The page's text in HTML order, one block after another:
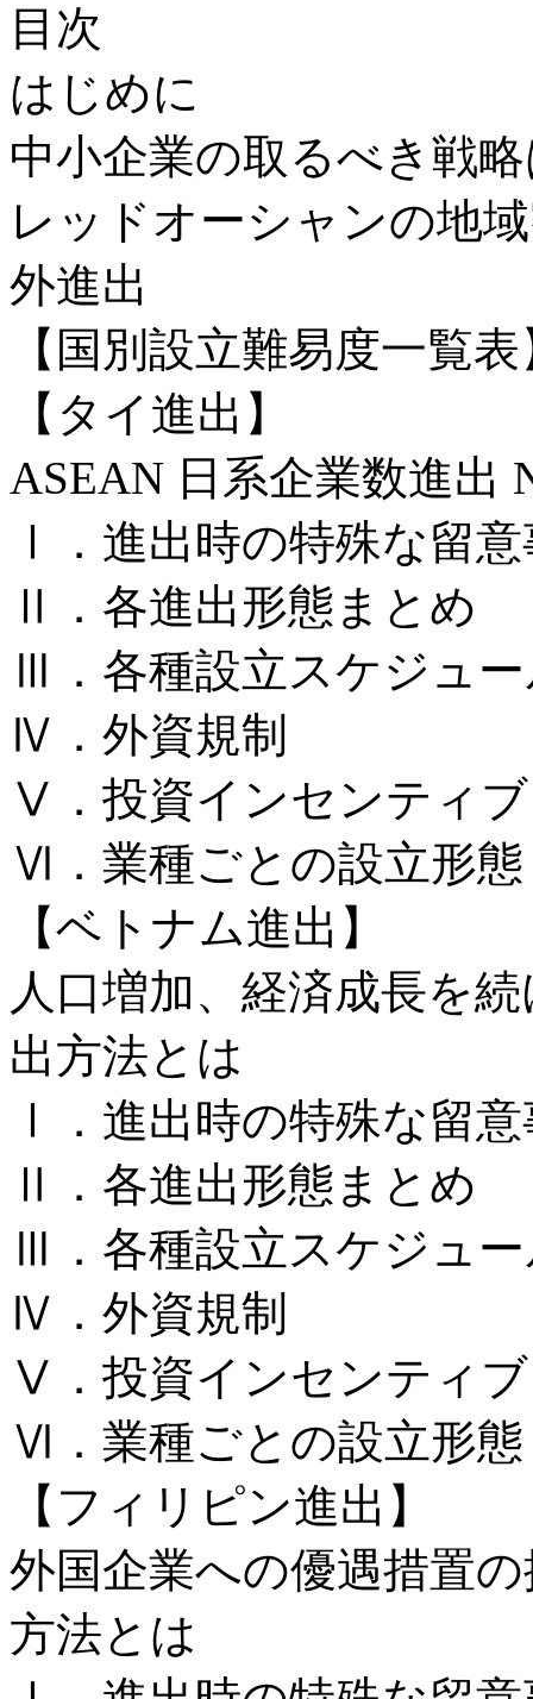
目次
はじめに
中小企業の取るべき戦
レッドオーシャンの地
外進出
【国別設立難易度一覧表
【タイ進出】
ASEAN 日系企業数進出
Ⅰ．進出時の特殊な留
Ⅱ．各進出形態まとめ
Ⅲ．各種設立スケジュ
Ⅳ．外資規制
Ⅴ．投資インセンティブ
Ⅵ．業種ごとの設立形態
【ベトナム進出】
⼈⼝増加、経済成⻑を
出⽅法とは
Ⅰ．進出時の特殊な留
Ⅱ．各進出形態まとめ
Ⅲ．各種設立スケジュ
Ⅳ．外資規制
Ⅴ．投資インセンティブ
Ⅵ．業種ごとの設立形態
【フィリピン進出】
外国企業への優遇措置
⽅法とは